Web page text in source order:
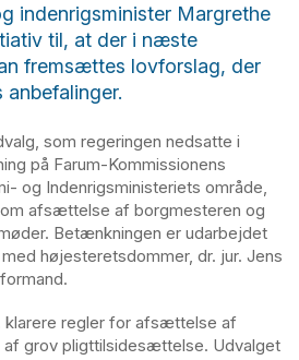
indenrigsminister Margrethe
til, at der i næste
fremsættes lovforslag, der
som regeringen nedsatte i
på Farum-Kommissionens
og Indenrigsministeriets område,
afsættelse af borgmesteren og
Betænkningen er udarbejdet
højesteretsdommer, dr. jur. Jens
klarere regler for afsættelse af
af grov pligttilsidesættelse. Udvalget